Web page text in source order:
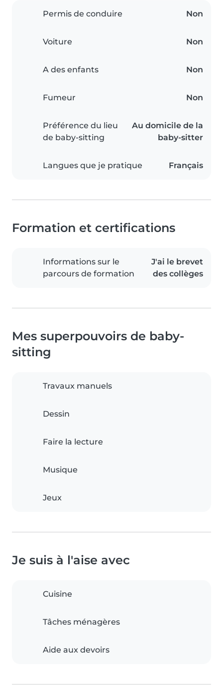
Permis de conduire Non
Voiture Non
A des enfants Non
Fumeur Non
Préférence du lieu
de baby-sitting
Au domicile de la
baby-sitter
Langues que je pratique Français
Formation et certifications
Informations sur le
parcours de formation
J'ai le brevet
des collèges
Mes superpouvoirs de baby-
sitting
Travaux manuels
Dessin
Faire la lecture
Musique
Jeux
Je suis à l'aise avec
Cuisine
Tâches ménagères
Aide aux devoirs